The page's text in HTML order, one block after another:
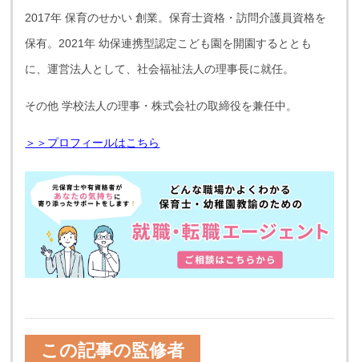
2017年 保育のせかい 創業。保育士資格・訪問介護員資格を
保有。2021年 幼保連携型認定こども園を開園するととも
に、運営法人として、社会福祉法人の理事長に就任。
その他 学校法人の理事・株式会社の取締役を兼任中。
＞＞プロフィールはこちら
この記事の監修者